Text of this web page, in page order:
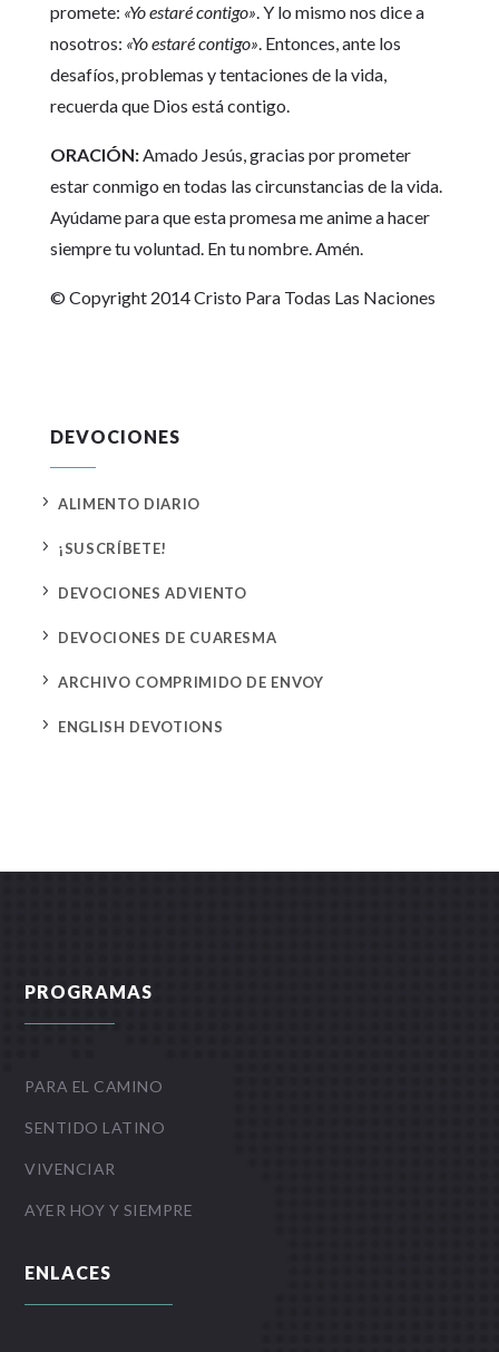
promete: «Yo estaré contigo». Y lo mismo nos dice a
nosotros: «Yo estaré contigo». Entonces, ante los
desafíos, problemas y tentaciones de la vida,
recuerda que Dios está contigo.
ORACIÓN:Amado Jesús, gracias por prometer
estar conmigo en todas las circunstancias de la vida.
Ayúdame para que esta promesa me anime a hacer
siempre tu voluntad. En tu nombre. Amén.
© Copyright 2014 Cristo Para Todas Las Naciones
DEVOCIONES
5 ALIMENTO DIARIO
5 ¡SUSCRÍBETE!
5 DEVOCIONES ADVIENTO
5 DEVOCIONES DE CUARESMA
5 ARCHIVO COMPRIMIDO DE ENVOY
5 ENGLISH DEVOTIONS
PROGRAMAS
PARA EL CAMINO
SENTIDO LATINO
VIVENCIAR
AYER HOY Y SIEMPRE
ENLACES